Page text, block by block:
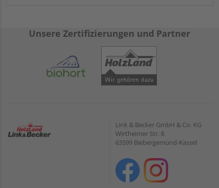
Unsere Zertifizierungen und Partner
Link & Becker GmbH & Co. KG
Wirtheimer Str. 8
63599 Biebergemünd-Kassel